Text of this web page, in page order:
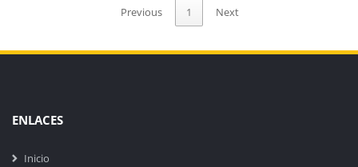
Previous 1 Next
ENLACES
Inicio